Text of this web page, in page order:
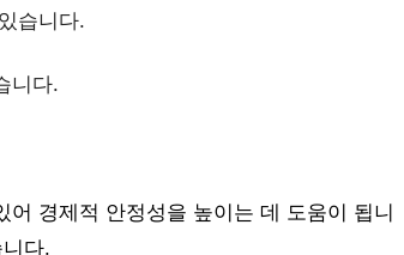
습니다.
니다.
경제적 안정성을 높이는 데 도움이 됩니
다.